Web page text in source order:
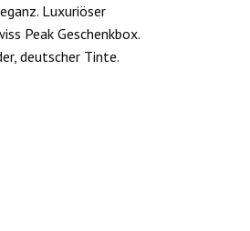
Luxuriöser
Peak Geschenkbox.
deutscher Tinte.